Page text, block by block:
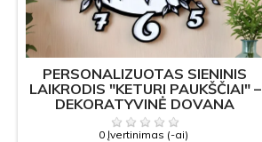
PERSONALIZUOTAS SIENINIS
LAIKRODIS "KETURI PAUKŠČIAI" –
DEKORATYVINĖ DOVANA
NAMAMS
0 Įvertinimas (-ai)